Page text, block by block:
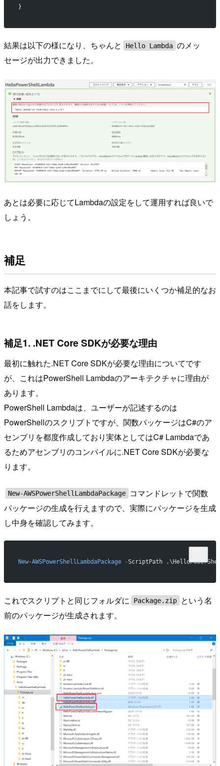
}
結果は以下の様になり、ちゃんと Hello Lambda のメッ
セージが出力できました。
あとは必要に応じてLambdaの設定をして運用すれば良いで
しょう。
補足
本記事で試すのはここまでにして最後にいくつか補足的なお
話をします。
補足1. .NET Core SDKが必要な理由
最初に触れた.NET Core SDKが必要な理由についてです
が、これはPowerShell Lambdaのアーキテクチャに理由が
あります。
PowerShell Lambdaは、ユーザーが記述するのは
PowerShellのスクリプトですが、関数パッケージはC#のア
センブリを都度作成しており実体としてはC# Lambdaであ
るためアセンブリのコンパイルに.NET Core SDKが必要な
ります。
New-AWSPowerShellLambdaPackage
コマンドレットで関数
パッケージの生成を行えますので、実際にパッケージを生成
し中身を確認してみます。
New-AWSPowerShellLambdaPackage -ScriptPath
これでスクリプトと同じフォルダに Package.zip
という名
前のパッケージが生成されます。